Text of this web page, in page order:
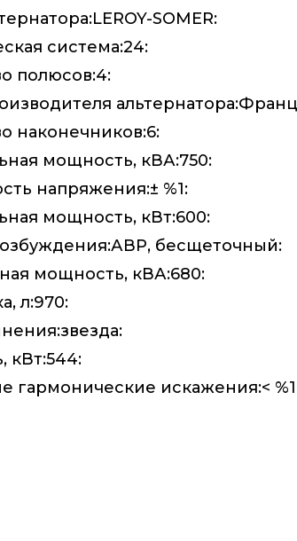
SOMER:
система:24:
полюсов:4:
наконечников:6:
мощность, кВА:750:
напряжения:± %1:
мощность, кВт:600:
бесщеточный:
мощность, кВА:680:
л:970:
кВт:544:
гармонические искажения:<